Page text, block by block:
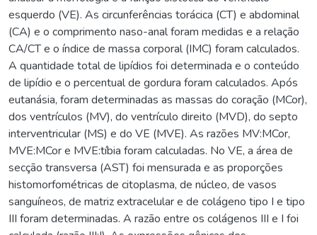
esquerdo (VE). As circunferências torácica (CT) e abdominal
(CA) e o comprimento naso-anal foram medidas e a relação
CA/CT e o índice de massa corporal (IMC) foram calculados.
A quantidade total de lipídios foi determinada e o conteúdo
de lipídio e o percentual de gordura foram calculados. Após
eutanásia, foram determinadas as massas do coração (MCor),
dos ventrículos (MV), do ventrículo direito (MVD), do septo
interventricular (MS) e do VE (MVE). As razões MV:MCor,
MVE:MCor e MVE:tíbia foram calculadas. No VE, a área de
secção transversa (AST) foi mensurada e as proporções
histomorfométricas de citoplasma, de núcleo, de vasos
sanguíneos, de matriz extracelular e de colágeno tipo I e tipo
III foram determinadas. A razão entre os colágenos III e I foi